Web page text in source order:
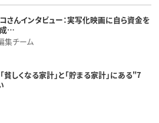
さんインタビュー：実写化映画に自ら資金を
…
集チーム
貧しくなる家計」と「貯まる家計」にある"7